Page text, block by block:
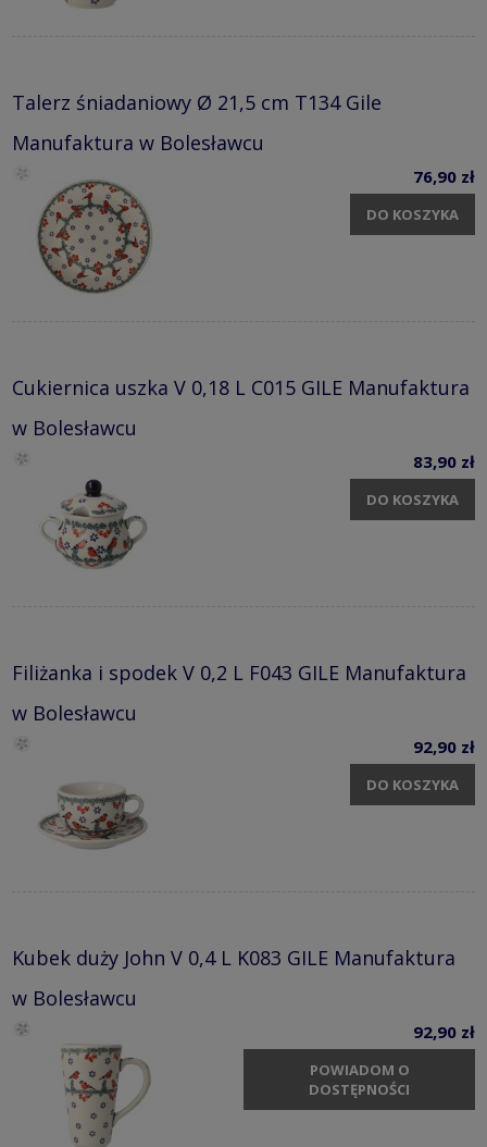
Talerz śniadaniowy Ø 21,5 cm T134 Gile
Manufaktura w Bolesławcu
76,90 zł
DO KOSZYKA
Cukiernica uszka V 0,18 L C015 GILE Manufaktura
w Bolesławcu
83,90 zł
DO KOSZYKA
Filiżanka i spodek V 0,2 L F043 GILE Manufaktura
w Bolesławcu
92,90 zł
DO KOSZYKA
Kubek duży John V 0,4 L K083 GILE Manufaktura
w Bolesławcu
92,90 zł
POWIADOM O
DOSTĘPNOŚCI